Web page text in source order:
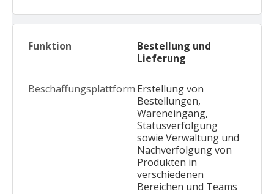
Bestellung und
Lieferung
Erstellung von
Bestellungen,
Wareneingang,
Statusverfolgung
sowie Verwaltung und
Nachverfolgung von
Produkten in
verschiedenen
Bereichen und Teams